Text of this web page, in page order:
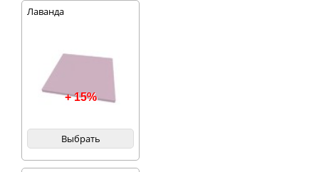
Лаванда
+ 15%
Выбрать